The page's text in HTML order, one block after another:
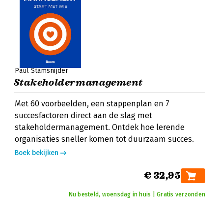
Paul Stamsnijder
Stakeholdermanagement
Met 60 voorbeelden, een stappenplan en 7
succesfactoren direct aan de slag met
stakeholdermanagement. Ontdek hoe lerende
organisaties sneller komen tot duurzaam succes.
Boek bekijken
€ 32,95
Nu besteld, woensdag in huis | Gratis verzonden